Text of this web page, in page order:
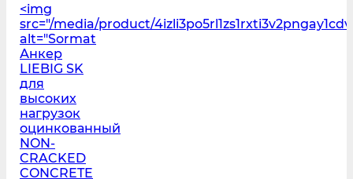
<img
src="/media/product/
alt="Sormat
Анкер
LIEBIG SK
для
высоких
нагрузок
оцинкованный
NON-
CRACKED
CONCRETE